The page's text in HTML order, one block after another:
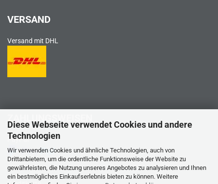
Diese Webseite verwendet Cookies und andere
Technologien
Wir verwenden Cookies und ähnliche Technologien, auch von
Drittanbietern, um die ordentliche Funktionsweise der Website zu
gewährleisten, die Nutzung unseres Angebotes zu analysieren und Ihnen
ein bestmögliches Einkaufserlebnis bieten zu können. Weitere
VERSAND
Versand mit DHL
ZAHLUNGSWEISEN
PayPal